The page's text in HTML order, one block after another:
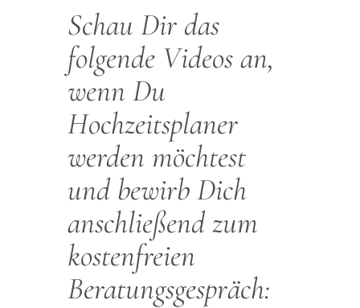
Schau Dir das
folgende Videos an,
wenn Du
Hochzeitsplaner
werden möchtest
und bewirb Dich
anschließend zum
kostenfreien
Beratungsgespräch: